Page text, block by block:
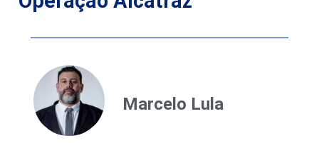
Marcelo Lula